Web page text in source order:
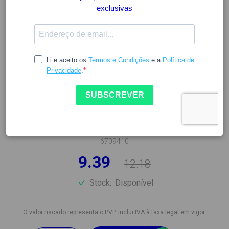
DUREX PRESERVATIVOS
6709410
9.39 12.18
Stock: Disponível
O valor riscado representa o PVP. Inclui IVA à taxa legal em vigor.